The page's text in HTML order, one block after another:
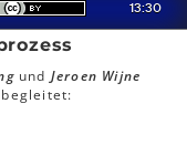
und Jeroen Wijne